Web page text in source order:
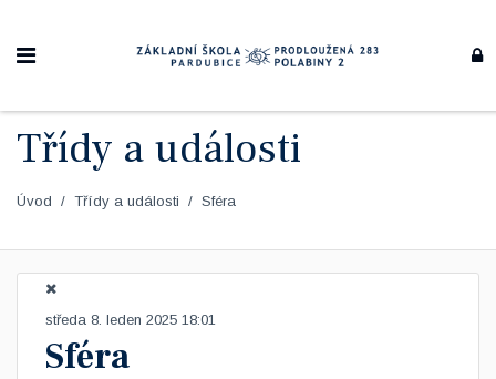
Třídy a události
Úvod Třídy a události Sféra
středa 8. leden 2025 18:01
Sféra